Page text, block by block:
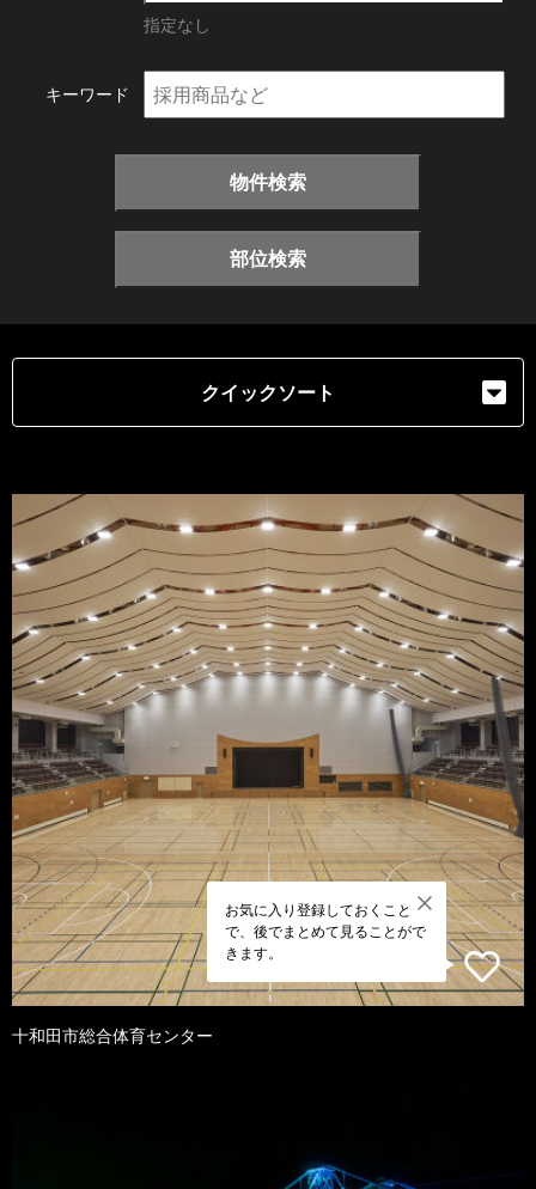
指定なし
キーワード
物件検索
部位検索
クイックソート
お気に入り登録しておくこと
で、後でまとめて見ることがで
きます。
十和田市総合体育センター